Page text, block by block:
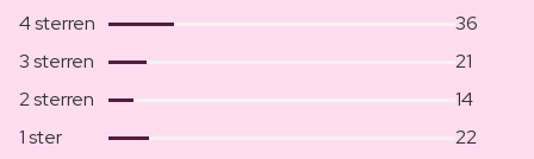
4 sterren
36
3 sterren
21
2 sterren
14
1 ster
22